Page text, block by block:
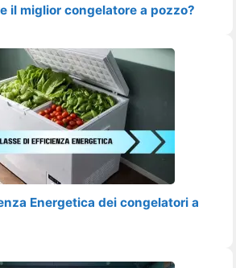
il miglior congelatore a pozzo?
Energetica dei congelatori a